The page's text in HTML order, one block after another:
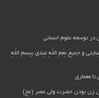
توسعه علوم انسانی
و جَمیعَ نِعَمِ اللّهِ عِندی بِبِسمِ اللّهِ
معماری
زن بودن حضرت ولی عصر (عج)